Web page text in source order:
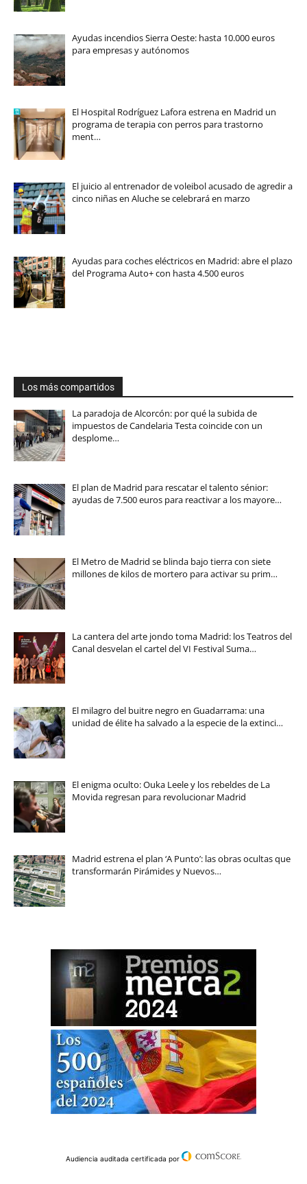
Ayudas incendios Sierra Oeste: hasta 10.000 euros
para empresas y autónomos
El Hospital Rodríguez Lafora estrena en Madrid un
programa de terapia con perros para trastorno
ment…
El juicio al entrenador de voleibol acusado de agredir a
cinco niñas en Aluche se celebrará en marzo
Ayudas para coches eléctricos en Madrid: abre el plazo
del Programa Auto+ con hasta 4.500 euros
Los más compartidos
La paradoja de Alcorcón: por qué la subida de
impuestos de Candelaria Testa coincide con un
desplome…
El plan de Madrid para rescatar el talento sénior:
ayudas de 7.500 euros para reactivar a los mayore…
El Metro de Madrid se blinda bajo tierra con siete
millones de kilos de mortero para activar su prim…
La cantera del arte jondo toma Madrid: los Teatros del
Canal desvelan el cartel del VI Festival Suma…
El milagro del buitre negro en Guadarrama: una
unidad de élite ha salvado a la especie de la extinci…
El enigma oculto: Ouka Leele y los rebeldes de La
Movida regresan para revolucionar Madrid
Madrid estrena el plan ‘A Punto’: las obras ocultas que
transformarán Pirámides y Nuevos…
Audiencia auditada certificada por